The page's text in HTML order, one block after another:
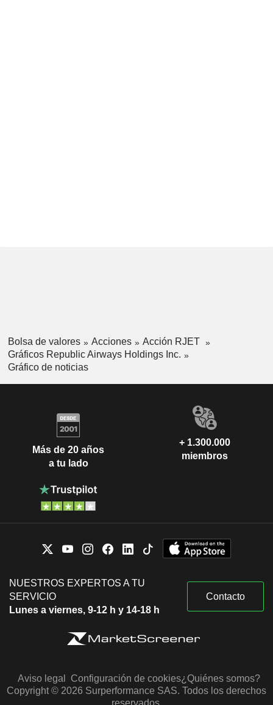
Bolsa de valores Acciones
Acción RJET
Gráficos Republic Airways Holdings Inc.
Gráfico de noticias
Más de 20 años
a tu lado
+ 1.300.000
miembros
NUESTROS EXPERTOS A TU
SERVICIO
Lunes a viernes, 9-12 h y 14-18 h
Contacto
Aviso legal Configuración de cookies¿Quiénes somos?
Copyright © 2026 Surperformance SAS. Todos los derechos
reservados.